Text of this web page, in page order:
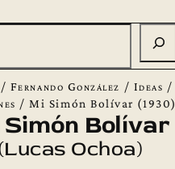
/ Fernando González / Ideas /
/Mi Simón Bolívar (1930)
Simón Bolívar
Ochoa)